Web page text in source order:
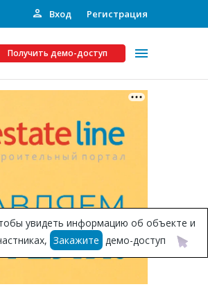
Вход Регистрация
Получить демо-доступ
услуги
на Базу
увидеть информацию об объекте и
Закажите демо-доступ